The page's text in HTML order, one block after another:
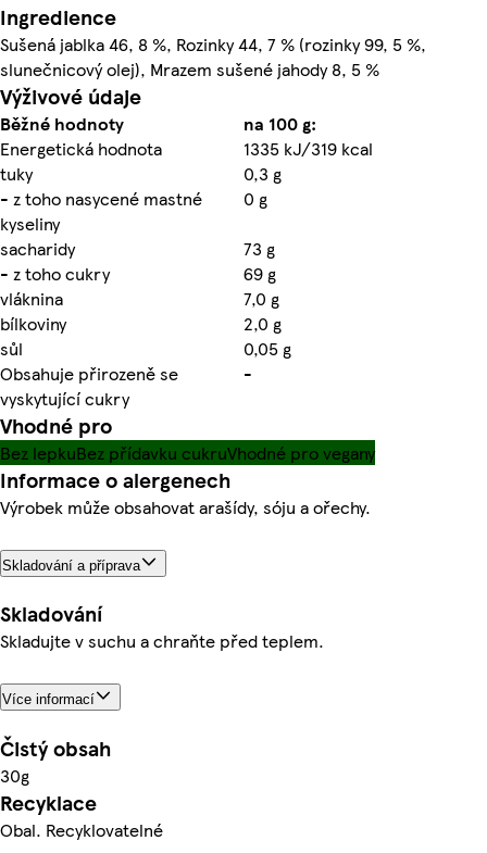
Ingredience
Sušená jablka 46, 8 %, Rozinky 44, 7 % (rozinky 99, 5 %,
slunečnicový olej), Mrazem sušené jahody 8, 5 %
Výživové údaje
Běžné hodnoty
na 100 g:
Energetická hodnota
1335 kJ/319 kcal
tuky
0,3 g
- z toho nasycené mastné
kyseliny
0 g
sacharidy
73 g
- z toho cukry
69 g
vláknina
7,0 g
bílkoviny
2,0 g
sůl
0,05 g
Obsahuje přirozeně se
vyskytující cukry
-
Vhodné pro
Bez lepkuBez přídavku cukruVhodné pro vegany
Informace o alergenech
Výrobek může obsahovat arašídy, sóju a ořechy.
Skladování a příprava
Skladování
Skladujte v suchu a chraňte před teplem.
Více informací
Čistý obsah
30g
Recyklace
Obal. Recyklovatelné